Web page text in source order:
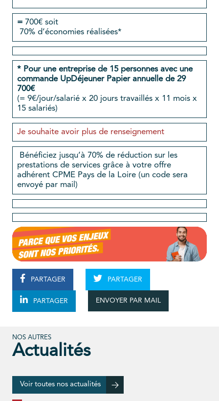
=700€ soit
70% d’économies réalisées*
* Pour une entreprise de 15 personnes avec une
commande UpDéjeuner Papier annuelle de 29
700€
(= 9€/jour/salarié x 20 jours travaillés x 11 mois x
15 salariés)
Je souhaite avoir plus de renseignement
Bénéficiez jusqu’à 70% de réduction sur les
prestations de services grâce à votre offre
adhérent CPME Pays de la Loire (un code sera
envoyé par mail)
PARTAGER PARTAGER
PARTAGER ENVOYER PAR MAIL
NOS AUTRES
Actualités
Voir toutes nos actualités